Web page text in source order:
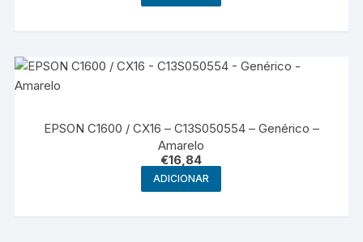
EPSON C1600 / CX16 – C13S050554 – Genérico –
Amarelo
€16,84
ADICIONAR